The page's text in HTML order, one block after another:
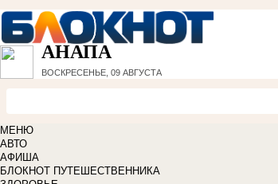
АНАПА
ВОСКРЕСЕНЬЕ, 09 АВГУСТА
МЕНЮ
АВТО
АФИША
БЛОКНОТ ПУТЕШЕСТВЕННИКА